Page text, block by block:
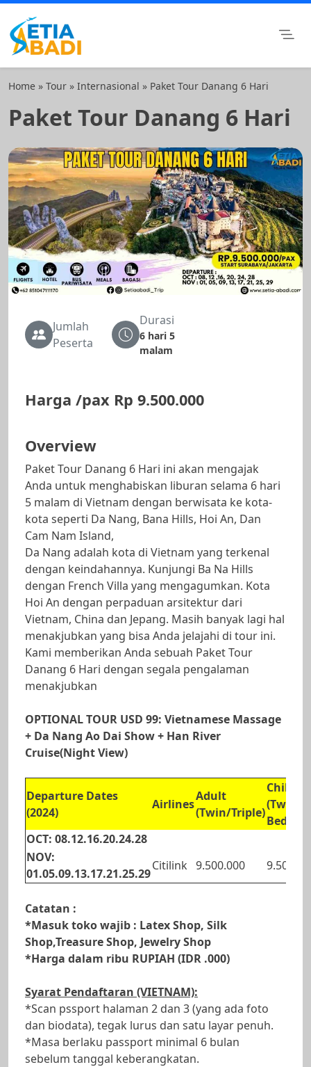
Skip
content
Setia Abadi Group
Paket Wisata Murah, Rental Mobil dan Rental Motor
Surabaya
Home » Tour » Internasional » Paket Tour Danang 6 Hari
Paket Tour Danang 6 Hari
Jumlah
Peserta
Durasi
6 hari 5
malam
Harga /pax Rp 9.500.000
Overview
Paket Tour Danang 6 Hari ini akan mengajak
Anda untuk menghabiskan liburan selama 6 hari
5 malam di Vietnam dengan berwisata ke kota-
kota seperti Da Nang, Bana Hills, Hoi An, Dan
Cam Nam Island,
Da Nang adalah kota di Vietnam yang terkenal
dengan keindahannya. Kunjungi Ba Na Hills
dengan French Villa yang mengagumkan. Kota
Hoi An dengan perpaduan arsitektur dari
Vietnam, China dan Jepang. Masih banyak lagi hal
menakjubkan yang bisa Anda jelajahi di tour ini.
Kami memberikan Anda sebuah Paket Tour
Danang 6 Hari dengan segala pengalaman
menakjubkan
OPTIONAL TOUR USD 99: Vietnamese Massage
+ Da Nang Ao Dai Show + Han River
Cruise(Night View)
Departure Dates
(2024)
Airlines
Adult
(Twin/Triple)
Child
(Twin/
Bed)
OCT: 08.12.16.20.24.28
NOV:
01.05.09.13.17.21.25.29
Citilink 9.500.000
Catatan :
*Masuk toko wajib : Latex Shop, Silk
Shop,Treasure Shop, Jewelry Shop
*Harga dalam ribu RUPIAH (IDR .000)
Syarat Pendaftaran (VIETNAM):
*Scan pssport halaman 2 dan 3 (yang ada foto
dan biodata), tegak lurus dan satu layar penuh.
*Masa berlaku passport minimal 6 bulan
sebelum tanggal keberangkatan.